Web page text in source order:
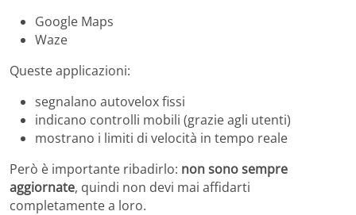
Google Maps
Waze
Queste applicazioni:
segnalano autovelox fissi
indicano controlli mobili (grazie agli utenti)
mostrano i limiti di velocità in tempo reale
Però è importante ribadirlo: non sono sempre
aggiornate, quindi non devi mai affidarti
completamente a loro.